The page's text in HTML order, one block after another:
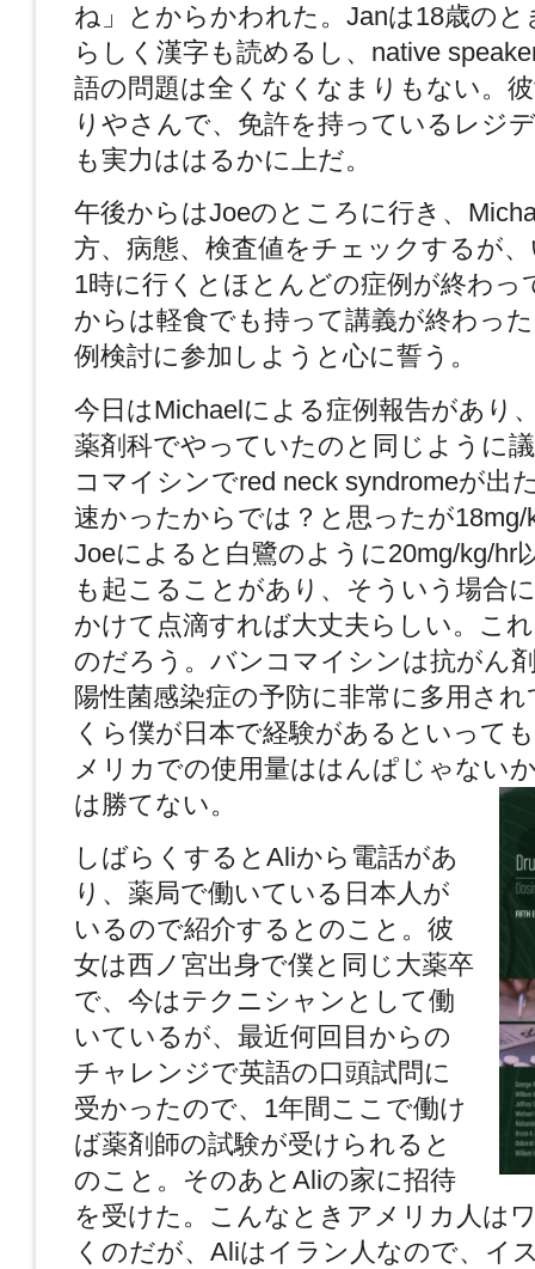
ね」とからかわれた。Janは18歳のと
らしく漢字も読めるし、native
語の問題は全くなくなまりもない。
りやさんで、免許を持っているレジ
も実力ははるかに上だ。
午後からはJoeのところに行き、
方、病態、検査値をチェックするが
1時に行くとほとんどの症例が終わっ
からは軽食でも持って講義が終わっ
例検討に参加しようと心に誓う。
今日はMichaelによる症例報告があり
薬剤科でやっていたのと同じように
コマイシンでred neck syndromeが出
速かったからでは？と思ったが18mg/
Joeによると白鷺のように20mg/kg/hr
も起こることがあり、そういう場合
かけて点滴すれば大丈夫らしい。こ
のだろう。バンコマイシンは抗がん
陽性菌感染症の予防に非常に多用さ
くら僕が日本で経験があるといって
メリカでの使用量ははんぱじゃない
は勝てない。
しばらくするとAliから電話があ
り、薬局で働いている日本人が
いるので紹介するとのこと。彼
女は西ノ宮出身で僕と同じ大薬卒
で、今はテクニシャンとして働
いているが、最近何回目からの
チャレンジで英語の口頭試問に
受かったので、1年間ここで働け
ば薬剤師の試験が受けられると
のこと。そのあとAliの家に招待
を受けた。こんなときアメリカ人は
くのだが、Aliはイラン人なので、イ